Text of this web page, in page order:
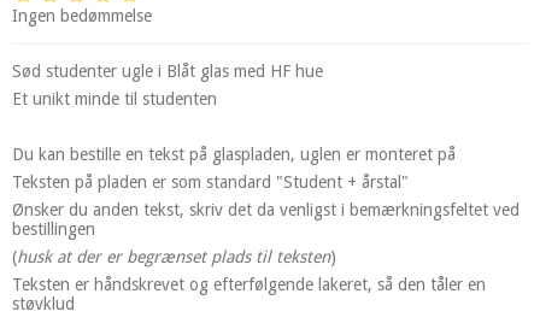
Ingen bedømmelse
Sød studenter ugle i Blåt glas med HF hue
Et unikt minde til studenten
Du kan bestille en tekst på glaspladen, uglen er monteret på
Teksten på pladen er som standard "Student + årstal"
Ønsker du anden tekst, skriv det da venligst i bemærkningsfeltet ved
bestillingen
(husk at der er begrænset plads til teksten)
Teksten er håndskrevet og efterfølgende lakeret, så den tåler en
støvklud